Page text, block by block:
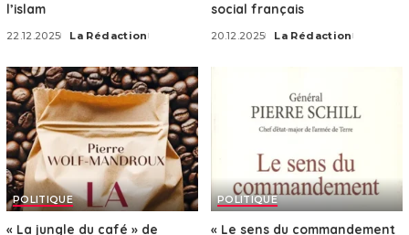
l’islam
22.12.2025
Posted
La Rédaction
social français
20.12.2025
Posted
La Rédaction
POLITIQUE
« La jungle du café » de
POLITIQUE
« Le sens du commandement